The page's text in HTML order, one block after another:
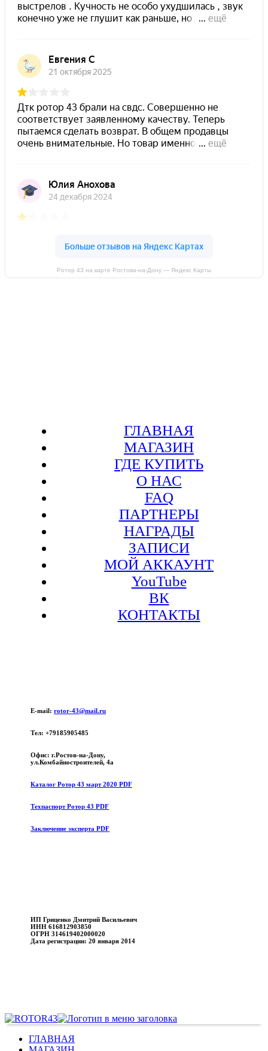
Ротор 43 на карте Ростова‑на‑Дону — Яндекс Карты
ГЛАВНАЯ
МАГАЗИН
ГДЕ КУПИТЬ
О НАС
FAQ
ПАРТНЕРЫ
НАГРАДЫ
ЗАПИСИ
МОЙ АККАУНТ
YouTube
ВК
КОНТАКТЫ
E-mail:rotor-43@mail.ru
Тел: +79185905485
Офис: г.Ростов-на-Дону,
ул.Комбайностроителей, 4а
Каталог Ротор 43 март 2020 PDF
Техпаспорт Ротор 43 PDF
Заключение эксперта PDF
ИП Гриценко Дмитрий Васильевич
ИНН 616812903850
ОГРН 314619402000020
Дата регистрации: 20 января 2014
ГЛАВНАЯ